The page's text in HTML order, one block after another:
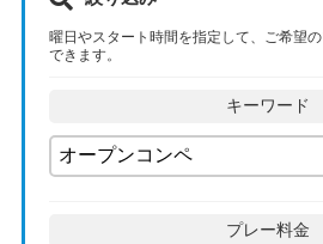
曜日やスタート時間を指定して、ご希望
できます。
キーワード
プレー料金